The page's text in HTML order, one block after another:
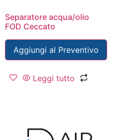
Separatore acqua/olio
FOD Ceccato
Aggiungi al Preventivo
Leggi tutto